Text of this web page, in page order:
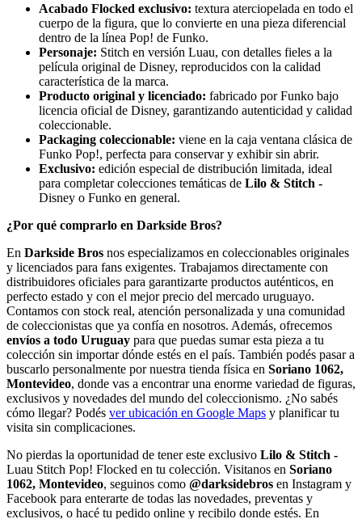
Acabado Flocked exclusivo: textura aterciopelada en todo el
cuerpo de la figura, que lo convierte en una pieza diferencial
dentro de la línea Pop! de Funko.
Personaje: Stitch en versión Luau, con detalles fieles a la
película original de Disney, reproducidos con la calidad
característica de la marca.
Producto original y licenciado: fabricado por Funko bajo
licencia oficial de Disney, garantizando autenticidad y calidad
coleccionable.
Packaging coleccionable: viene en la caja ventana clásica de
Funko Pop!, perfecta para conservar y exhibir sin abrir.
Exclusivo: edición especial de distribución limitada, ideal
para completar colecciones temáticas de Lilo & Stitch -
Disney o Funko en general.
¿Por qué comprarlo en Darkside Bros?
En Darkside Bros nos especializamos en coleccionables originales
y licenciados para fans exigentes. Trabajamos directamente con
distribuidores oficiales para garantizarte productos auténticos, en
perfecto estado y con el mejor precio del mercado uruguayo.
Contamos con stock real, atención personalizada y una comunidad
de coleccionistas que ya confía en nosotros. Además, ofrecemos
envíos a todo Uruguay para que puedas sumar esta pieza a tu
colección sin importar dónde estés en el país. También podés pasar a
buscarlo personalmente por nuestra tienda física en Soriano 1062,
Montevideo, donde vas a encontrar una enorme variedad de figuras,
exclusivos y novedades del mundo del coleccionismo. ¿No sabés
cómo llegar? Podés ver ubicación en Google Maps y planificar tu
visita sin complicaciones.
No pierdas la oportunidad de tener este exclusivo Lilo & Stitch -
Luau Stitch Pop! Flocked en tu colección. Visitanos en Soriano
1062, Montevideo, seguinos como @darksidebros en Instagram y
Facebook para enterarte de todas las novedades, preventas y
exclusivos, o hacé tu pedido online y recibilo donde estés. En